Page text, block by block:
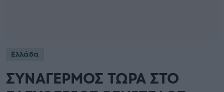
Ελλάδα
ΣΥΝΑΓΕΡΜΟΣ ΤΩΡΑ ΣΤΟ